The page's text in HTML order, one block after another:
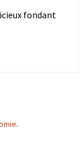
fondant
.